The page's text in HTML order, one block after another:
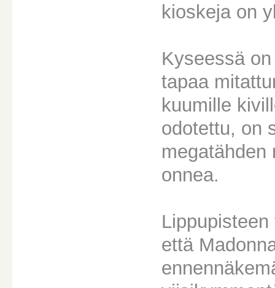
kioskeja on
Kyseessä
tapaa
kuumille
odotettu, on
megatähden
onnea.
että